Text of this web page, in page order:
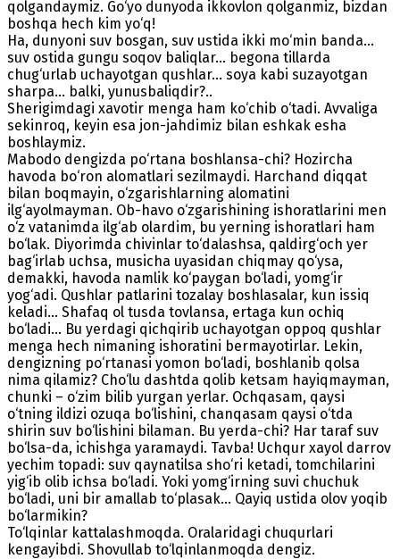
qolgandaymiz. Go‘yo dunyoda ikkovlon qolganmiz, bizdan
boshqa hech kim yo‘q!
Ha, dunyoni suv bosgan, suv ustida ikki mo‘min banda...
suv ostida gungu soqov baliqlar... begona tillarda
chug‘urlab uchayotgan qushlar... soya kabi suzayotgan
sharpa... balki, yunusbaliqdir?..
Sherigimdagi xavotir menga ham ko‘chib o‘tadi. Avvaliga
sekinroq, keyin esa jon-jahdimiz bilan eshkak esha
boshlaymiz.
Mabodo dengizda po‘rtana boshlansa-chi? Hozircha
havoda bo‘ron alomatlari sezilmaydi. Harchand diqqat
bilan boqmayin, o‘zgarishlarning alomatini
ilg‘ayolmayman. Ob-havo o‘zgarishining ishoratlarini men
o‘z vatanimda ilg‘ab olardim, bu yerning ishoratlari ham
bo‘lak. Diyorimda chivinlar to‘dalashsa, qaldirg‘och yer
bag‘irlab uchsa, musicha uyasidan chiqmay qo‘ysa,
demakki, havoda namlik ko‘paygan bo‘ladi, yomg‘ir
yog‘adi. Qushlar patlarini tozalay boshlasalar, kun issiq
keladi... Shafaq ol tusda tovlansa, ertaga kun ochiq
bo‘ladi... Bu yerdagi qichqirib uchayotgan oppoq qushlar
menga hech nimaning ishoratini bermayotirlar. Lekin,
dengizning po‘rtanasi yomon bo‘ladi, boshlanib qolsa
nima qilamiz? Cho‘lu dashtda qolib ketsam hayiqmayman,
chunki – o‘zim bilib yurgan yerlar. Ochqasam, qaysi
o‘tning ildizi ozuqa bo‘lishini, chanqasam qaysi o‘tda
shirin suv bo‘lishini bilaman. Bu yerda-chi? Har taraf suv
bo‘lsa-da, ichishga yaramaydi. Tavba! Uchqur xayol darrov
yechim topadi: suv qaynatilsa sho‘ri ketadi, tomchilarini
yig‘ib olib ichsa bo‘ladi. Yoki yomg‘irning suvi chuchuk
bo‘ladi, uni bir amallab to‘plasak... Qayiq ustida olov yoqib
bo‘larmikin?
To‘lqinlar kattalashmoqda. Oralaridagi chuqurlari
kengayibdi. Shovullab to‘lqinlanmoqda dengiz.